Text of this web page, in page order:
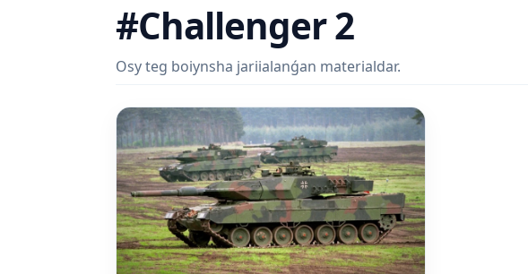
#Challenger 2
Osy teg boiynsha jariialanǵan materialdar.